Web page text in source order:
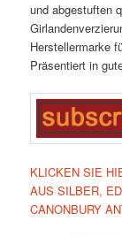
und abgestuften
Herstellermarke
Präsentiert in
KLICKEN SIE
AUS SILBER,
CANONBURY